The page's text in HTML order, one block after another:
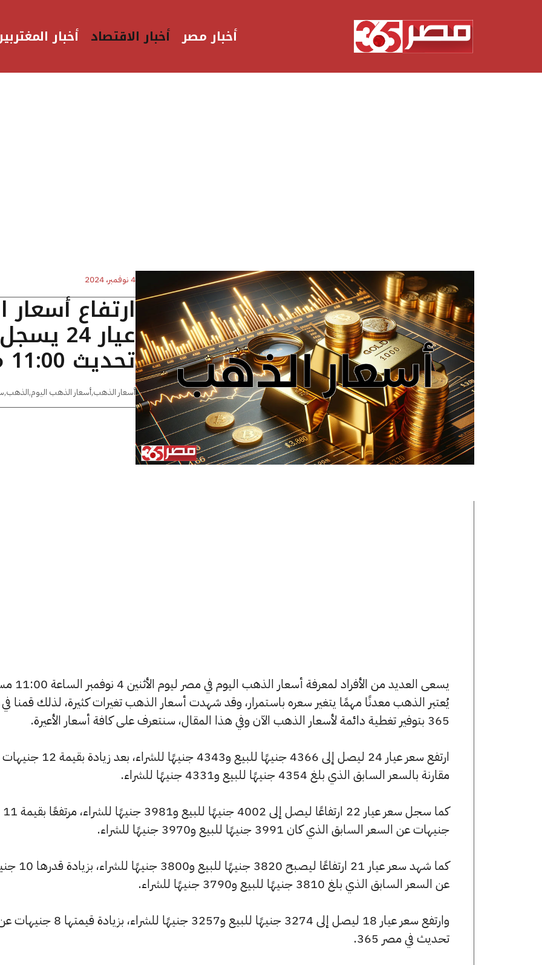
أخبار مصر أخبار الاقتصاد أخبار
4 نوفمبر، 2024
ارتفاع
تحديث 11:00 مساءًا
أسعار الذهب,أسعار الذهب اليوم,الذهب,
يسعى العديد من الأفراد لمعرفة
يُعتبر الذهب معدنًا مهمًا يتغير سعره باستمرار، وقد شهدت أسعار الذهب تغيرات كثيرة، لذلك قمنا
365 بتوفير تغطية دائمة لأسعار الذهب الآن وفي هذا المقال، سنتعرف على كافة أسعار الأعيرة.
ارتفع سعر عيار 24 ليصل إلى 4366 جنيهًا للبيع و4343 جنيهًا للشراء، بعد زيادة بقيمة 12 جنيهات
مقارنة بالسعر السابق الذي بلغ 4354 جنيهًا للبيع و4331 جنيهًا للشراء.
كما سجل سعر عيار 22 ارتفاعًا ليصل إلى 4002 جنيهًا للبيع و3981 جنيهًا للشراء، مرتفعًا بقيمة 11
جنيهات عن السعر السابق الذي كان 3991 جنيهًا للبيع و3970 جنيهًا للشراء.
كما شهد سعر عيار 21 ارتفاعًا
عن السعر السابق الذي بلغ 3810 جنيهًا للبيع و3790 جنيهًا للشراء.
وارتفع سعر عيار 18 ليصل إلى 3274 جنيهًا للبيع و3257 جنيهًا
تحديث في مصر 365.